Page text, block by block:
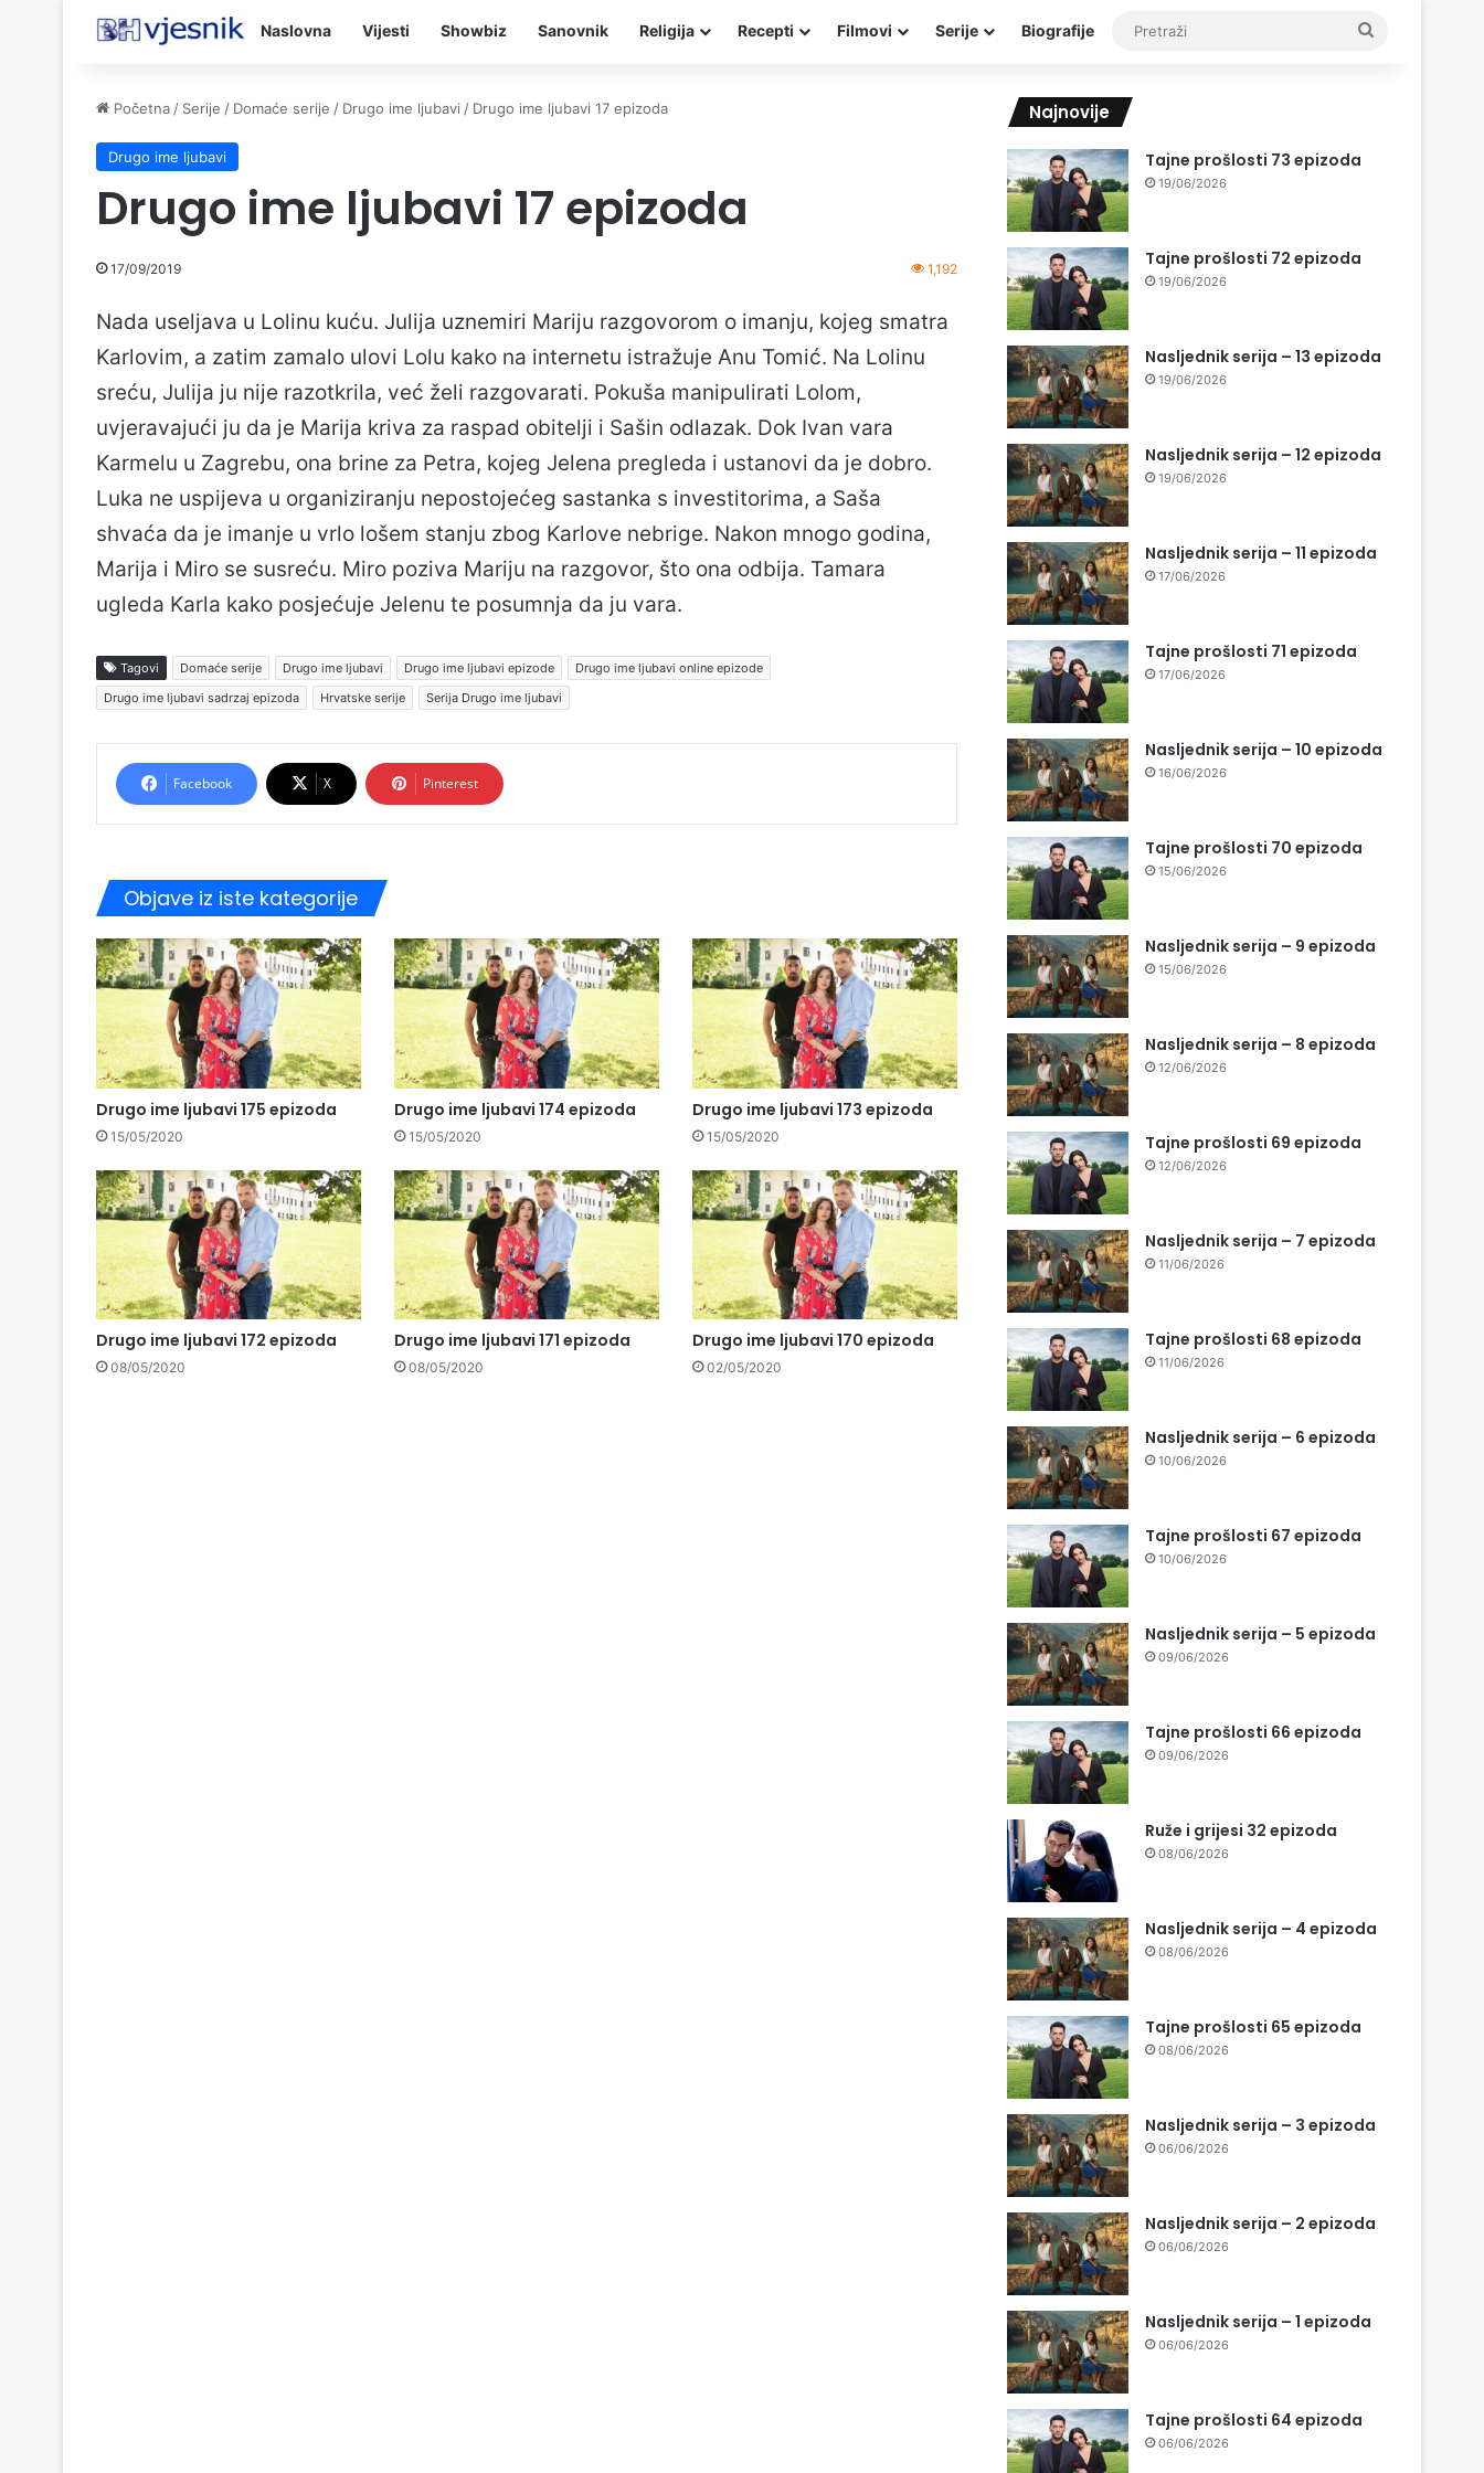
Naslovna Vijesti Showbiz Sanovnik Religija Recepti Filmovi Serije Biografije
Početna / Serije / Domaće serije / Drugo ime ljubavi / Drugo ime ljubavi 17 epizoda
Drugo ime ljubavi
Drugo ime ljubavi 17 epizoda
17/09/2019 1,192
Nada useljava u Lolinu kuću. Julija uznemiri Mariju razgovorom o imanju, kojeg smatra
Karlovim, a zatim zamalo ulovi Lolu kako na internetu istražuje Anu Tomić. Na Lolinu
sreću, Julija ju nije razotkrila, već želi razgovarati. Pokuša manipulirati Lolom,
uvjeravajući ju da je Marija kriva za raspad obitelji i Sašin odlazak. Dok Ivan vara
Karmelu u Zagrebu, ona brine za Petra, kojeg Jelena pregleda i ustanovi da je dobro.
Luka ne uspijeva u organiziranju nepostojećeg sastanka s investitorima, a Saša
shvaća da je imanje u vrlo lošem stanju zbog Karlove nebrige. Nakon mnogo godina,
Marija i Miro se susreću. Miro poziva Mariju na razgovor, što ona odbija. Tamara
ugleda Karla kako posjećuje Jelenu te posumnja da ju vara.
Tagovi Domaće serije Drugo ime ljubavi Drugo ime ljubavi epizode
Drugo ime ljubavi online epizode
Drugo ime ljubavi sadrzaj epizoda
Hrvatske serije Serija Drugo ime ljubavi
Facebook X Pinterest
Objave iz iste kategorije
Drugo ime ljubavi 175 epizoda
15/05/2020
Drugo ime ljubavi 174 epizoda
15/05/2020
Drugo ime ljubavi 173 epizoda
15/05/2020
Drugo ime ljubavi 172 epizoda
08/05/2020
Drugo ime ljubavi 171 epizoda
08/05/2020
Drugo ime ljubavi 170 epizoda
02/05/2020
Najnovije
Tajne prošlosti 73 epizoda
19/06/2026
Tajne prošlosti 72 epizoda
19/06/2026
Nasljednik serija – 13 epizoda
19/06/2026
Nasljednik serija – 12 epizoda
19/06/2026
Nasljednik serija – 11 epizoda
17/06/2026
Tajne prošlosti 71 epizoda
17/06/2026
Nasljednik serija – 10 epizoda
16/06/2026
Tajne prošlosti 70 epizoda
15/06/2026
Nasljednik serija – 9 epizoda
15/06/2026
Nasljednik serija – 8 epizoda
12/06/2026
Tajne prošlosti 69 epizoda
12/06/2026
Nasljednik serija – 7 epizoda
11/06/2026
Tajne prošlosti 68 epizoda
11/06/2026
Nasljednik serija – 6 epizoda
10/06/2026
Tajne prošlosti 67 epizoda
10/06/2026
Nasljednik serija – 5 epizoda
09/06/2026
Tajne prošlosti 66 epizoda
09/06/2026
Ruže i grijesi 32 epizoda
08/06/2026
Nasljednik serija – 4 epizoda
08/06/2026
Tajne prošlosti 65 epizoda
08/06/2026
Nasljednik serija – 3 epizoda
06/06/2026
Nasljednik serija – 2 epizoda
06/06/2026
Nasljednik serija – 1 epizoda
06/06/2026
Tajne prošlosti 64 epizoda
06/06/2026